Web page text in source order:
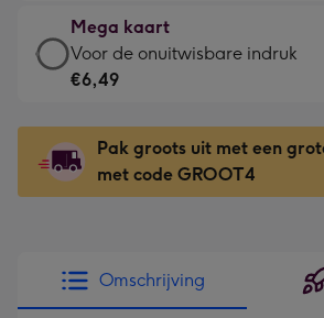
kleine
gelukwens
-
120
x
160
mm
€4,79
-
Meest
gekozen
Dimensions:
167
x
Mega kaart
Mega
kaart
€6,49
-
Voor
-
Voor de onuitwisbare indruk
€6,49
Pak groots uit met een
met code GROOT4
Omschrijving